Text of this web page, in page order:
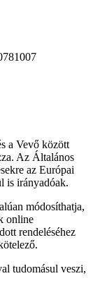
a Vevő között
Az Általános
az Európai
is irányadóak.
módosíthatja,
online
rendeléséhez
tudomásul veszi,